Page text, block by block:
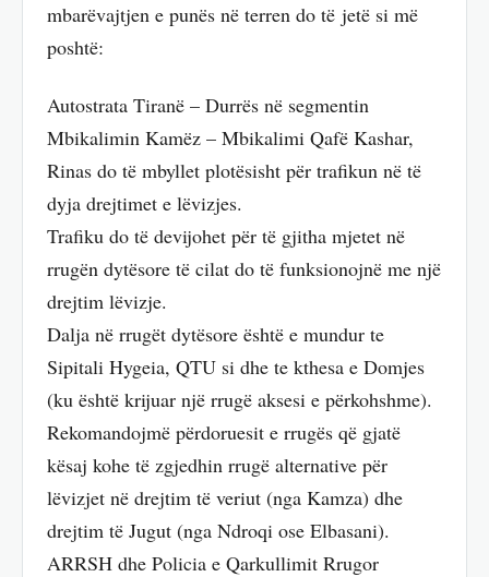
mbarëvajtjen e punës në terren do të jetë si më
poshtë:
Autostrata Tiranë – Durrës në segmentin
Mbikalimin Kamëz – Mbikalimi Qafë Kashar,
Rinas do të mbyllet plotësisht për trafikun në të
dyja drejtimet e lëvizjes.
Trafiku do të devijohet për të gjitha mjetet në
rrugën dytësore të cilat do të funksionojnë me një
drejtim lëvizje.
Dalja në rrugët dytësore është e mundur te
Sipitali Hygeia, QTU si dhe te kthesa e Domjes
(ku është krijuar një rrugë aksesi e përkohshme).
Rekomandojmë përdoruesit e rrugës që gjatë
kësaj kohe të zgjedhin rrugë alternative për
lëvizjet në drejtim të veriut (nga Kamza) dhe
drejtim të Jugut (nga Ndroqi ose Elbasani).
ARRSH dhe Policia e Qarkullimit Rrugor